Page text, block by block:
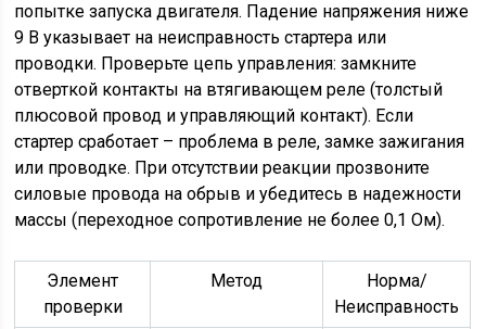
попытке запуска двигателя. Падение напряжения ниже
9 В указывает на неисправность стартера или
проводки. Проверьте цепь управления: замкните
отверткой контакты на втягивающем реле (толстый
плюсовой провод и управляющий контакт). Если
стартер сработает – проблема в реле, замке зажигания
или проводке. При отсутствии реакции прозвоните
силовые провода на обрыв и убедитесь в надежности
массы (переходное сопротивление не более 0,1 Ом).
Элемент
проверки
Метод
Норма/
Неисправность